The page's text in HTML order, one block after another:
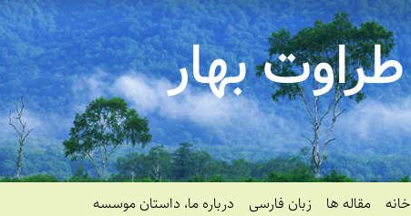
طراوت بهار
خانه مقاله ها زبان فارسی درباره ما، داستان موسسه